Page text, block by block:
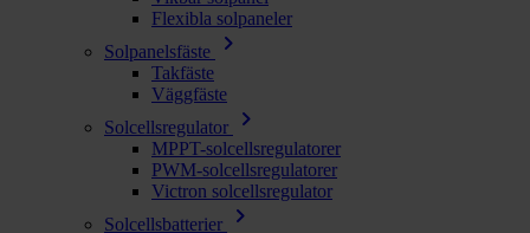
Flexibla solpaneler
Solpanelsfäste
chevron_right
Takfäste
Väggfäste
Solcellsregulator
chevron_right
MPPT-solcellsregulatorer
PWM-solcellsregulatorer
Victron solcellsregulator
Solcellsbatterier
chevron_right